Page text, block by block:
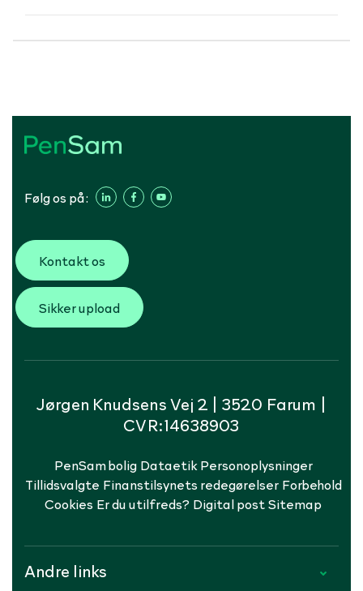
Følg os på:
Kontakt os
Sikker upload
Jørgen Knudsens Vej 2 | 3520 Farum |
CVR:14638903
PenSam bolig Dataetik Personoplysninger
Tillidsvalgte Finanstilsynets redegørelser Forbehold
Cookies Er du utilfreds? Digital postSitemap
Andre links